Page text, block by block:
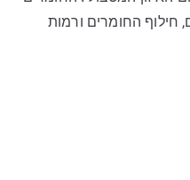
חילוף החומרים ורמות